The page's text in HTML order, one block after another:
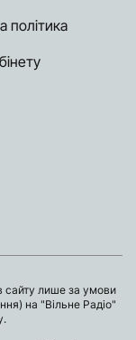
політика
сайту лише за умови
на "Вільне Радіо"